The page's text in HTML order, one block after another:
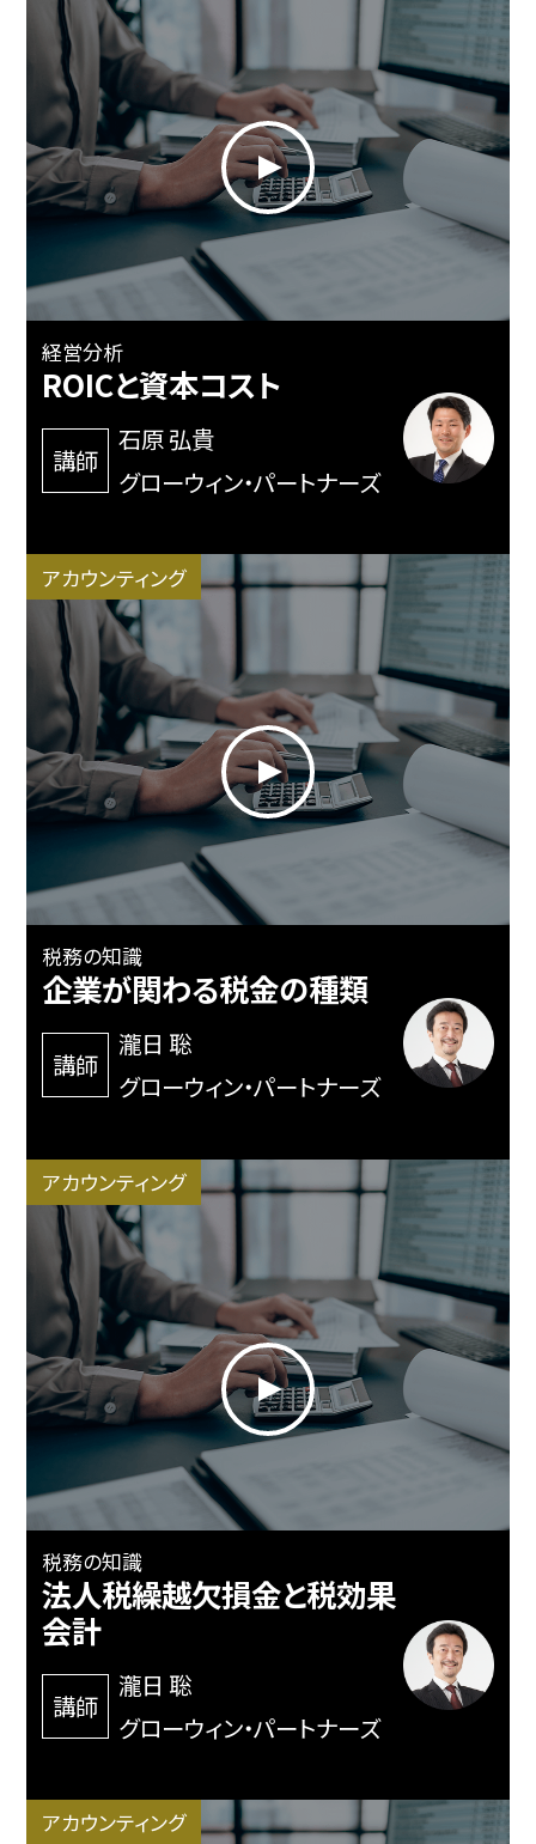
経営分析
ROICと資本コスト
講師
石原 弘貴
グローウィン・パートナーズ
アカウンティング
税務の知識
企業が関わる税金の種類
講師
瀧日 聡
グローウィン・パートナーズ
アカウンティング
税務の知識
法人税繰越欠損金と税効果
会計
講師
瀧日 聡
グローウィン・パートナーズ
アカウンティング